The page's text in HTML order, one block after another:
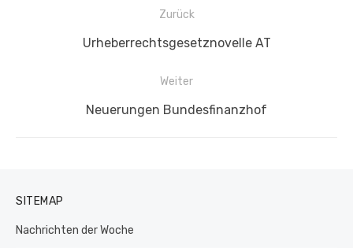
Beitragsnavigation
Zurück
Vorheriger
Urheberrechtsgesetznovelle AT
Weiter
Nächster
Neuerungen Bundesfinanzhof
SITEMAP
Nachrichten der Woche